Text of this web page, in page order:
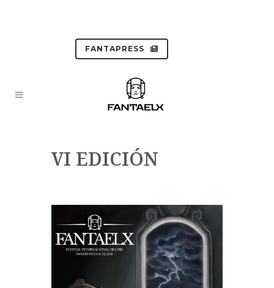
FANTAPRESS
VI EDICIÓN